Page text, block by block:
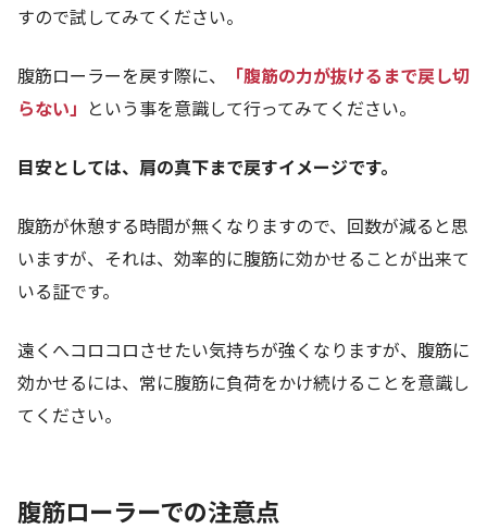
すので試してみてください。
腹筋ローラーを戻す際に、
「腹筋の力が抜けるまで戻し切
らない」 という事を意識して行ってみてください。
目安としては、肩の真下まで戻すイメージです。
腹筋が休憩する時間が無くなりますので、回数が減ると思
いますが、それは、効率的に腹筋に効かせることが出来て
いる証です。
遠くへコロコロさせたい気持ちが強くなりますが、腹筋に
効かせるには、常に腹筋に負荷をかけ続けることを意識し
てください。
腹筋ローラーでの注意点